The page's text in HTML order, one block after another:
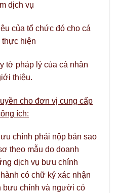
dịch vụ
của tổ chức đó cho cá
thực hiện
tờ pháp lý của cá nhân
thiệu.
cho đơn vị cung cấp
ích:
chính phải nộp bản sao
theo mẫu do doanh
dịch vụ bưu chính
có chữ ký xác nhận
bưu chính và người có